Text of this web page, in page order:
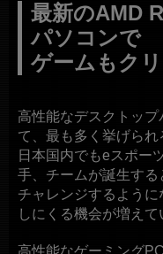
最新のAMD
パソコンで
ゲームもク
高性能なデスクトッ
て、最も多く挙げられ
日本国内でもeスポー
手、チームが誕生す
チャレンジするよう
しにくる機会が増えて
高性能なゲーミング